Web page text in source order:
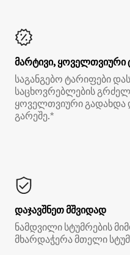
მარტივი, ყოველთვიური
საგანგებო ტარიფები
საცხოვრებლების
ყოველთვიური გადახდა
გარეშე.*
დაჯავშნეთ მშვიდად
ნამდვილი სტუმრების
მხარდაჭერა მთელი